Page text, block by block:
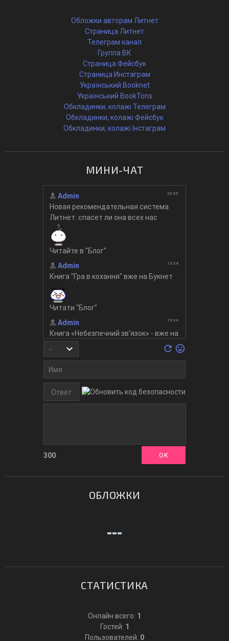
Обложки авторам Литнет
Страница Литнет
Телеграм канал
Группа ВК
Страница Фейсбук
Страница Инстаграм
Український Booknet
Український BookTons
Обкладинки, колажі Телеграм
Обкладинки, колажі Фейсбук
Обкладинки, колажі Інстаграм
МИНИ-ЧАТ
300
ОБЛОЖКИ
СТАТИСТИКА
Онлайн всего: 1
Гостей: 1
Пользователей: 0